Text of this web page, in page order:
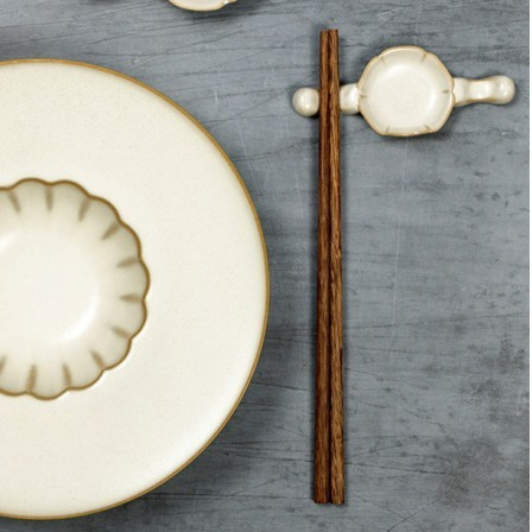
ROOMERS - это воплощение всего самого лучшего в мире
профессиональной посуды, предметов сервировки,
аксессуаров и декора.
Все коллекции посуды от бренда ROOMERS адаптированы
для использования в ресторанном бизнесе, идеально
сочетаются и гармонично смотрятся в различных концепциях.
Вся посуда ROOMERS выдерживает длительную
интенсивную эксплуатацию. Посуда ROOMERS вдохновляет
рестораторов и шеф-поваров по всему миру. Это уникальный
продукт, наполненный особой атмосферой и обладающий
индивидуальным стилем.
Материал: каменная керамика .
0.28 кг
Диаметр
16.5 см
Высота
2.4 см
Ширина
каменная керамика
Cream
Категория Посуда